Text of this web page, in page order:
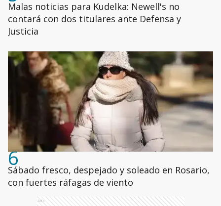
Malas noticias para Kudelka: Newell's no
contará con dos titulares ante Defensa y
Justicia
6
Sábado fresco, despejado y soleado en Rosario,
con fuertes ráfagas de viento
Ads